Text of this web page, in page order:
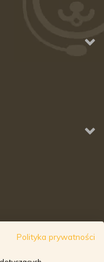
Polityka prywatności